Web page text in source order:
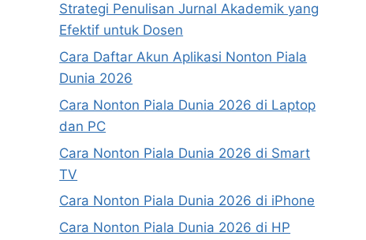
Strategi Penulisan Jurnal Akademik yang
Efektif untuk Dosen
Cara Daftar Akun Aplikasi Nonton Piala
Dunia 2026
Cara Nonton Piala Dunia 2026 di Laptop
dan PC
Cara Nonton Piala Dunia 2026 di Smart
TV
Cara Nonton Piala Dunia 2026 di iPhone
Cara Nonton Piala Dunia 2026 di HP